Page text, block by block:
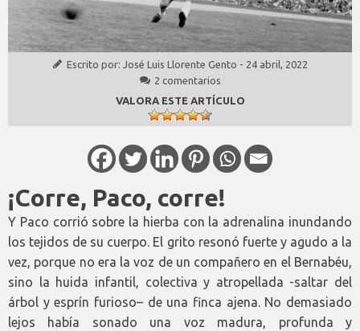
Escrito por: José Luis Llorente Gento - 24 abril, 2022
2 comentarios
VALORA ESTE ARTÍCULO
¡Corre, Paco, corre!
Y Paco corrió sobre la hierba con la adrenalina inundando
los tejidos de su cuerpo. El grito resonó fuerte y agudo a la
vez, porque no era la voz de un compañero en el Bernabéu,
sino la huida infantil, colectiva y atropellada -saltar del
árbol y esprín furioso– de una finca ajena. No demasiado
lejos había sonado una voz madura, profunda y